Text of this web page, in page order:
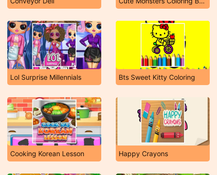
Lol Surprise Millennials Bts Sweet Kitty Coloring
Cooking Korean Lesson Happy Crayons